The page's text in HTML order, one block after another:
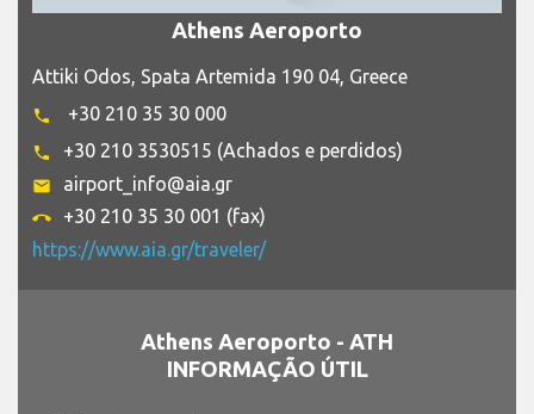
Athens Aeroporto
Attiki Odos, Spata Artemida 190 04, Greece
phone +30 210 35 30 000
phone +30 210 3530515 (Achados e perdidos)
email airport_info@aia.gr
call_end
+30 210 35 30 001 (fax)
https://www.aia.gr/traveler/
Athens Aeroporto - ATH
INFORMAÇÃO ÚTIL